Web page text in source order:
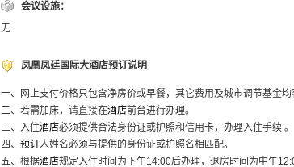
会议设施：
无
凤凰凤廷国际大酒店预订说明
一、网上支付价格只包含净房价或早餐，其它费用及城市调节基金均
二、若需加床，请直接在酒店前台进行办理。
三、入住酒店必须提供合法身份证或护照和信用卡，办理入住手续 。
四、 预订 人姓名必须与提供的身份证或护照名相匹配。
五、根据酒店规定入住时间为下午14:00后办理，退房时间为中午